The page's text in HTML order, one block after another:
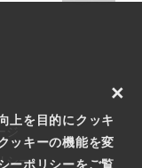
シー
上を目的にクッキ
ッキーの機能を変
ーポリシーをご覧
×